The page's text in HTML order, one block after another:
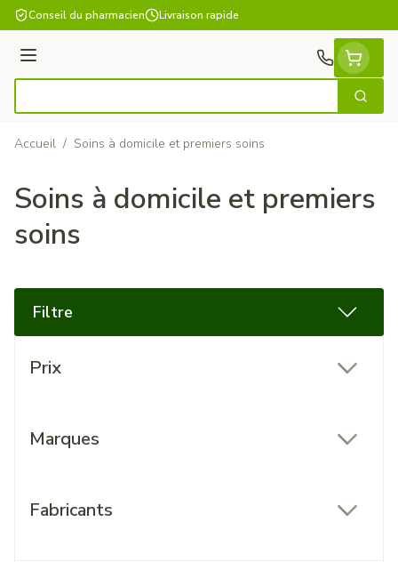
Aller au contenu
Conseil du pharmacien Livraison rapide
Menu
Accueil / Soins à domicile et premiers soins
Soins à domicile et premiers
soins
Filtre
Prix
Marques
Fabricants